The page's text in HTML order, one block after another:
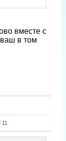
вместе с
в том
11